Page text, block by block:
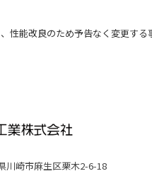
性能改良のため予告なく変更する
川崎市麻生区栗木2-6-18